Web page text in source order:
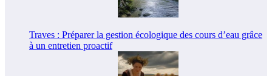
Traves : Préparer la gestion écologique des cours d’eau grâce
à un entretien proactif